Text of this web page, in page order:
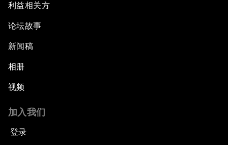
利益相关方
论坛故事
新闻稿
相册
视频
加入我们
登录